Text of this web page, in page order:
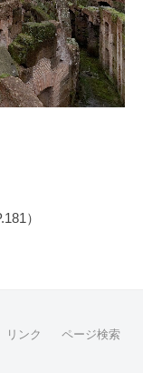
）
リンク ページ検索